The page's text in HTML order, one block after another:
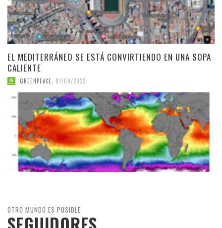
EL MEDITERRÁNEO SE ESTÁ CONVIRTIENDO EN UNA SOPA
CALIENTE
GREENPEACE 01/08/2023
OTRO MUNDO ES POSIBLE